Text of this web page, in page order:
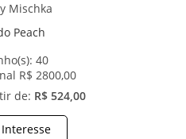
Mischka
Peach
40
R$ 2800,00
de: R$ 524,00